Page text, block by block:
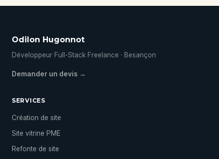
Odilon Hugonnot
Développeur Full-Stack Freelance · Besançon
Demander un devis →
SERVICES
Création de site
Site vitrine PME
Refonte de site